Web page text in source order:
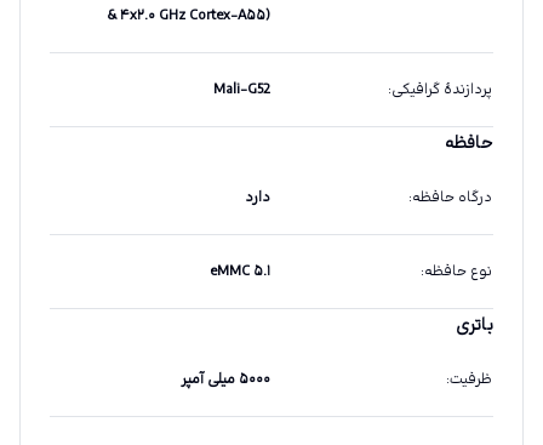
& ۴x۲.۰ GHz Cortex-A۵۵)
پردازندهٔ گرافیکی:
Mali-G52
حافظه
درگاه حافظه: دارد
نوع حافظه: eMMC ۵.۱
باتری
ظرفیت: ۵۰۰۰ میلی آمپر